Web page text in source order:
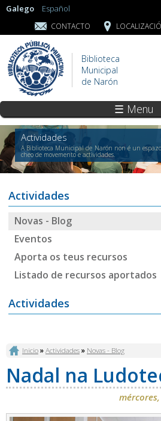
Galego Español
CONTACTO
Biblioteca
Municipal
de Narón
☰ Menu
Actividades
A Biblioteca Municipal de Narón non é un
cheo de movemento e actividades.
Actividades
Novas - Blog
Eventos
Aporta os teus recursos
Listado de recursos aportados
Actividades
Vostede está aquí
Inicio»Actividades» Novas - Blog
Nadal na